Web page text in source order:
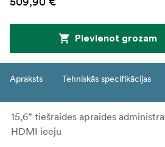
Pievienot grozam
Apraksts Tehniskās specifikācijas
15,6” tiešraides apraides
HDMI ieeju